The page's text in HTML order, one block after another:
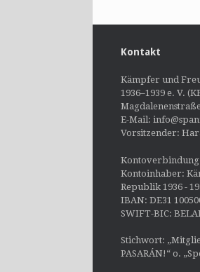
Kontakt
Kämpfer und
1936–1939 e. V.
E-Mail:
Vorsitzender:
Kontoverbindung
Kontoinhaber:
Republik 1936 -
IBAN: DE31
SWIFT-BIC:
Stichwort:
PASARÁN!“ o.